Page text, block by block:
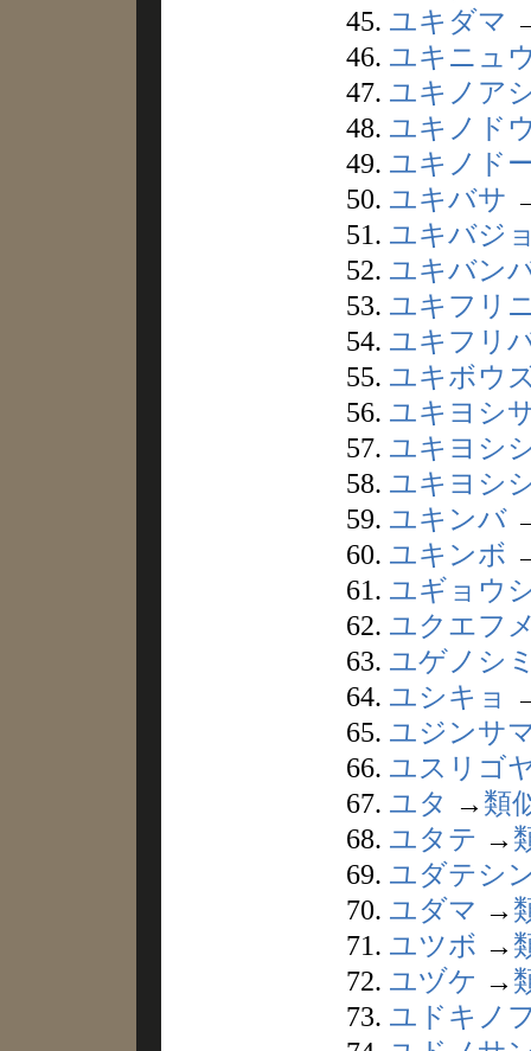
45. ユキダマ
46. ユキニュ
47. ユキノア
48. ユキノド
49. ユキノド
50. ユキバサ
51. ユキバジ
52. ユキバン
53. ユキフリ
54. ユキフリ
55. ユキボウ
56. ユキヨシ
57. ユキヨシ
58. ユキヨシ
59. ユキンバ
60. ユキンボ
61. ユギョウ
62. ユクエフ
63. ユゲノシ
64. ユシキョ
65. ユジンサ
66. ユスリゴ
67. ユタ → 類
68. ユタテ →
69. ユダテシ
70. ユダマ →
71. ユツボ →
72. ユヅケ →
73. ユドキノ